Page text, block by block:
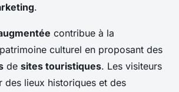
.
contribue à la
culturel en proposant des
de sites touristiques. Les visiteurs
des lieux historiques et des